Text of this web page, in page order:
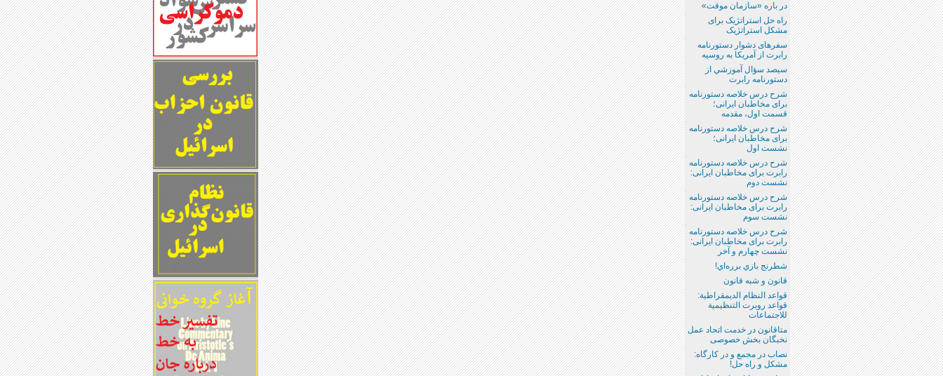
در باره «سازمان موقت»
راه حل استراتژیک برای
مشکل استراتژیک
سفرهای دشوار دستورنامه
رابرت از آمریکا به روسیه
سيصد سؤال آموزشي از
دستورنامه رابرت
شرح درس خلاصه دستورنامه
برای مخاطبان ایرانی؛
قسمت اول، مقدمه
شرح درس خلاصه دستورنامه
برای مخاطبان ایرانی؛
نشست اول
شرح درس خلاصه دستورنامه
رابرت برای مخاطبان ایرانی:
نشست دوم
شرح درس خلاصه دستورنامه
رابرت برای مخاطبان ایرانی:
نشست سوم
شرح درس خلاصه دستورنامه
رابرت برای مخاطبان ایرانی:
نشست چهارم و آخر
شطرنج بازي برره‌اي!
قانون و شبه‌ قانون
قواعد النظام الديمقراطية:
قواعد روبرت التنظيمية
للاجتماعات
متاقانون در خدمت اتحاد عمل
نخبگان بخش خصوصی
نصاب در مجمع و در کارگاه:
مشکل و راه حل!